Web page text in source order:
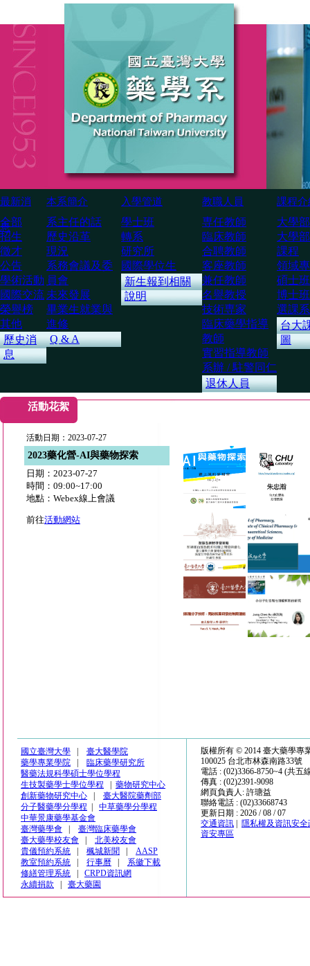
最新消
息
本系簡介 入學管道 教職人員 課程介
全部
招生
徵才
公告
學術活動
國際交流
榮譽榜
其他
歷史消
息
系主任的話
歷史沿革
現況
系務會議及委
員會
未來發展
畢業生就業與
進修
Q & A
學士班
轉系
研究所
國際學位生
新生報到相關
說明
専任教師
臨床教師
合聘教師
客座教師
兼任教師
名譽教授
技術専家
臨床藥學指導
教師
實習指導教師
系辦 / 駐警同仁
退休人員
大學部
大學
課程
領域
碩士班
博士班
選課
台大
圖
活動花絮
活動日期：2023-07-27
2023藥化營-AI與藥物探索
日期：2023-07-27
時間：09:00~17:00
地點：Webex線上會議
前往活動網站
國立臺灣大學
臺大醫學院
藥學專業學院
臨床藥學研究所
醫藥法規科學碩士學位學程
生技製藥學士學位學程
藥物研究中心
創新藥物研究中心
臺大醫院藥劑部
分子醫藥學分學程
中草藥學分學程
中華景康藥學基金會
臺灣藥學會
臺灣臨床藥學會
臺大藥學校友會
北美校友會
貴儀預約系統
楓城新聞
AASP
教室預約系統
行事曆
系徽下載
修繕管理系統
CRPD資訊網
永續捐款
臺大藥園
版權所有 © 2014 臺大藥學專
100025 台北市林森南路33號
電話 : (02)3366-8750~4 (共五
傳真 : (02)2391-9098
網頁負責人: 許瑭益
聯絡電話 : (02)33668743
更新日期 : 2026 / 08 / 07
交通資訊
隱私權及資訊安全
資安專區